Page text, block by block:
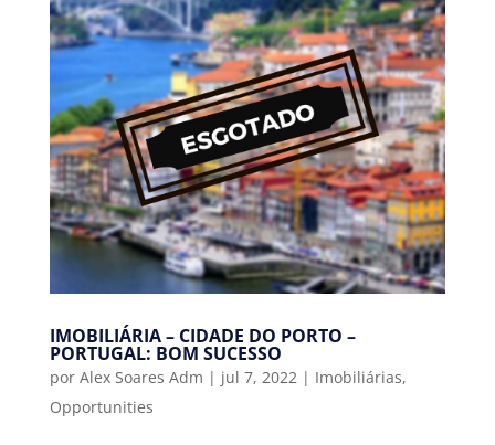
IMOBILIÁRIA – CIDADE DO PORTO –
PORTUGAL: BOM SUCESSO
por Alex Soares Adm | jul 7, 2022 | Imobiliárias,
Opportunities